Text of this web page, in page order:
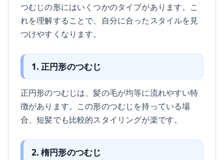
つむじの形にはいくつかのタイプがあります。こ
れを理解することで、自分に合ったスタイルを見
つけやすくなります。
1. 正円形のつむじ
正円形のつむじは、髪の毛が均等に流れやすい特
徴があります。この形のつむじを持っている場
合、短髪でも比較的スタイリングが楽です。
2. 楕円形のつむじ